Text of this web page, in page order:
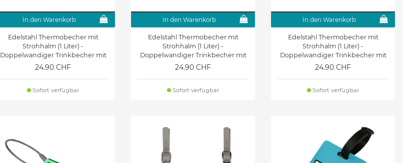
In den Warenkorb
Edelstahl Thermobecher mit
Strohhalm (1 Liter) -
Doppelwandiger Trinkbecher mit
Griff + Deckel - Brew Series - pink
24.90 CHF
Sofort verfügbar
In den Warenkorb
Edelstahl Thermobecher mit
Strohhalm (1 Liter) -
Doppelwandiger Trinkbecher mit
Griff + Deckel - Brew Series -
24.90 CHF
Sofort verfügbar
In den Warenkorb
Edelstahl Thermobecher mit
Strohhalm (1 Liter) -
Doppelwandiger Trinkbecher mit
Griff + Deckel - Brew Series - grau
24.90 CHF
Sofort verfügbar